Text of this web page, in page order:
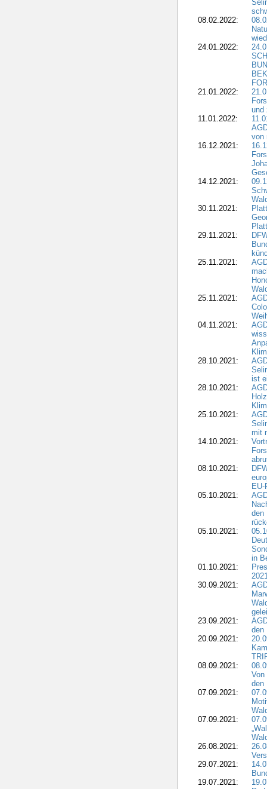
08.02.2022:
24.01.2022:
21.01.2022:
und
11.01.2022:
von
16.12.2021:
14.12.2021:
30.11.2021:
29.11.2021:
25.11.2021:
25.11.2021:
04.11.2021:
28.10.2021:
ist
28.10.2021:
25.10.2021:
mit
14.10.2021:
08.10.2021:
05.10.2021:
den
05.10.2021:
in
01.10.2021:
30.09.2021:
23.09.2021:
den
20.09.2021:
08.09.2021:
den
07.09.2021:
07.09.2021:
26.08.2021:
29.07.2021:
19.07.2021: